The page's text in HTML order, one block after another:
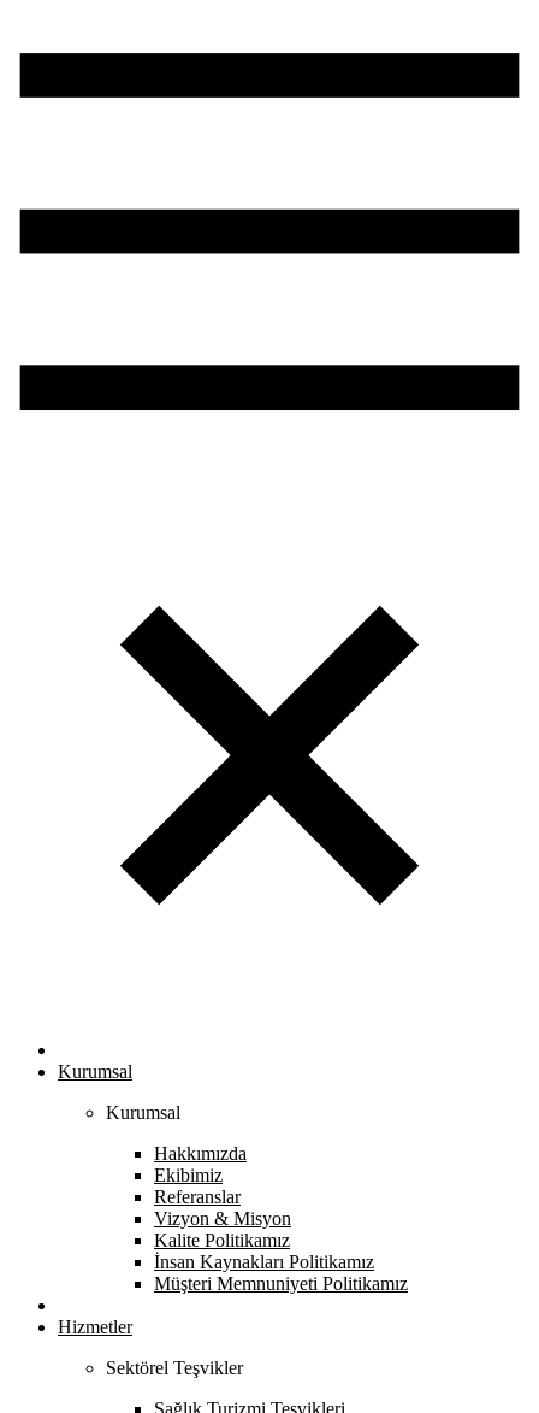
Kurumsal
Kurumsal
Hakkımızda
Ekibimiz
Referanslar
Vizyon & Misyon
Kalite Politikamız
İnsan Kaynakları Politikamız
Müşteri Memnuniyeti Politikamız
Hizmetler
Sektörel Teşvikler
Sağlık Turizmi Teşvikleri